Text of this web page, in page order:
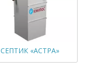
СЕПТИК «АСТРА»